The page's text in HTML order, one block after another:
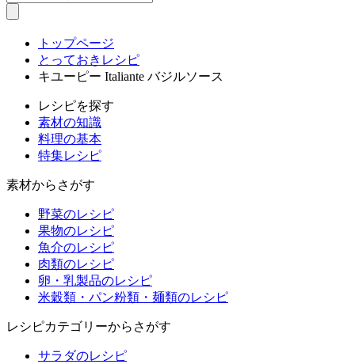
トップページ
とっておきレシピ
キユーピー Italiante バジルソース
レシピを探す
素材の知識
料理の基本
特集レシピ
素材からさがす
野菜のレシピ
果物のレシピ
魚介のレシピ
肉類のレシピ
卵・乳製品のレシピ
米穀類・パン粉類・麺類のレシピ
レシピカテゴリーからさがす
サラダのレシピ